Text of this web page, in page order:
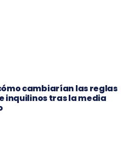
cambiarían las reglas
inquilinos tras la media